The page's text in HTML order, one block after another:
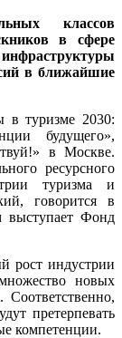
классов
в сфере
в ближайшие
в туризме 2030:
будущего»,
в Москве.
ресурсного
туризма и
говорится в
выступает Фонд
рост индустрии
новых
претерпевать
компетенции.